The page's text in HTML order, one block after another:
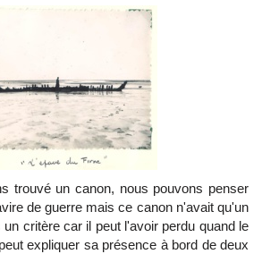
trouvé un canon, nous pouvons penser
de guerre mais ce canon n'avait qu'un
critère car il peut l'avoir perdu quand le
expliquer sa présence à bord de deux